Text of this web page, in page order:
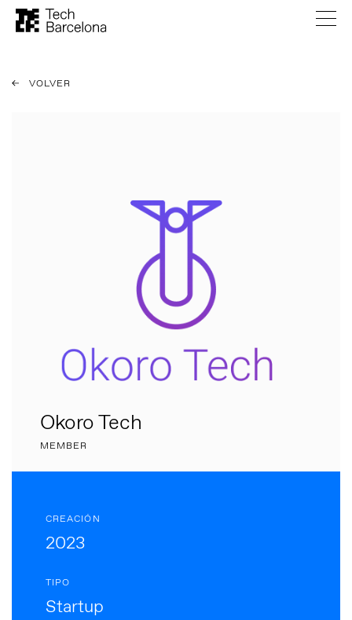
VOLVER
Okoro Tech
MEMBER
CREACIÓN
2023
TIPO
Startup